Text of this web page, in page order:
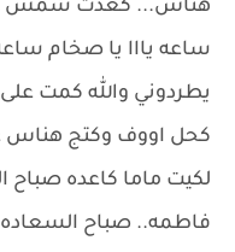
هناس... كعدت شمس
يطردوني والله كمت
كحل اووف وكتج
لكيت ماما كاعده صباح
فاطمه.. صباح السعاده